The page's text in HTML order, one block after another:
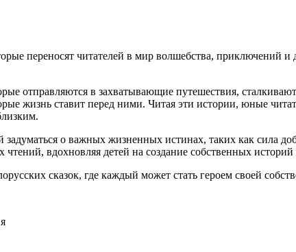
переносят читателей в мир волшебства,
отправляются в захватывающие путешествия,
жизнь ставит перед ними. Читая эти истории, юные
о важных жизненных истинах, таких как сила
вдохновляя детей на создание собственных
сказок, где каждый может стать героем своей